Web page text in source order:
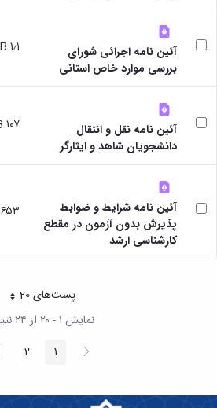
آئین نامه اجرائی شورای
بررسی موارد خاص استانی
۱٫۱ MB
آئین نامه نقل و انتقال
دانشجویان شاهد و ایثارگر
۱۰۷ KB
آئین نامه شرایط و ضوابط
پذیرش بدون آزمون در مقطع
کارشناسی ارشد
۶۵۳ KB
پست‌‌های 20هر صفحه
نمایش ۱ - ۲۰ از ۲۴ نتیجه
پیغام
قبلی صفحه1 صفحه2